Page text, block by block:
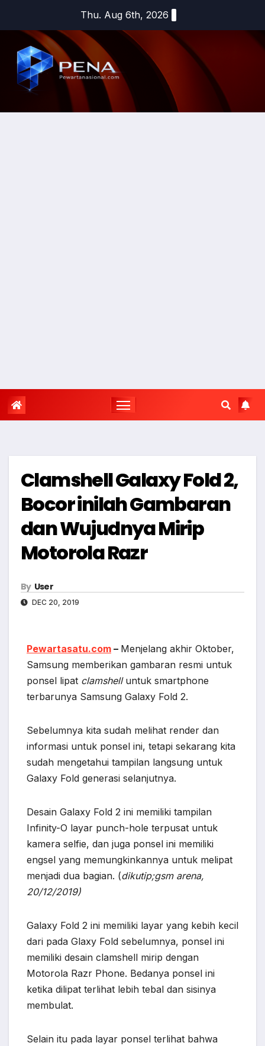
Thu. Aug 6th, 2026
Clamshell Galaxy Fold 2,
Bocor inilah Gambaran
dan Wujudnya Mirip
Motorola Razr
By User
DEC 20, 2019
Pewartasatu.com – Menjelang akhir Oktober,
Samsung memberikan gambaran resmi untuk
ponsel lipat clamshell untuk smartphone
terbarunya Samsung Galaxy Fold 2.
Sebelumnya kita sudah melihat render dan
informasi untuk ponsel ini, tetapi sekarang kita
sudah mengetahui tampilan langsung untuk
Galaxy Fold generasi selanjutnya.
Desain Galaxy Fold 2 ini memiliki tampilan
Infinity-O layar punch-hole terpusat untuk
kamera selfie, dan juga ponsel ini memiliki
engsel yang memungkinkannya untuk melipat
menjadi dua bagian. (dikutip;gsm arena,
20/12/2019)
Galaxy Fold 2 ini memiliki layar yang kebih kecil
dari pada Glaxy Fold sebelumnya, ponsel ini
memiliki desain clamshell mirip dengan
Motorola Razr Phone. Bedanya ponsel ini
ketika dilipat terlihat lebih tebal dan sisinya
membulat.
Selain itu pada layar ponsel terlihat bahwa